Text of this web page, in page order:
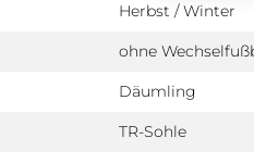
Herbst / Winter
ohne
Däumling
TR-Sohle